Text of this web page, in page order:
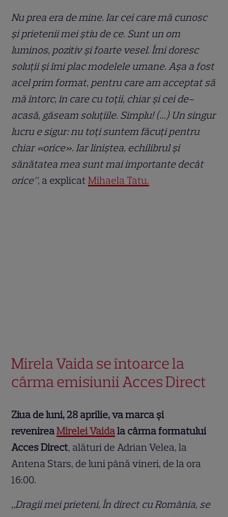
Nu prea era de mine. Iar cei care mă cunosc
și prietenii mei știu de ce. Sunt un om
luminos, pozitiv și foarte vesel. Îmi doresc
soluții și îmi plac modelele umane. Așa a fost
acel prim format, pentru care am acceptat să
mă întorc, în care cu toții, chiar și cei de-
acasă, găseam soluțiile. Simplu! (…) Un singur
lucru e sigur: nu toți suntem făcuți pentru
chiar «orice». Iar liniștea, echilibrul și
sănătatea mea sunt mai importante decât
orice”, a explicatMihaela Tatu.
Mirela Vaida se întoarce la
cârma emisiunii Acces Direct
Ziua de luni, 28 aprilie, va marca și
revenireaMirelei Vaidala cârma formatului
Acces Direct, alături de Adrian Velea, la
Antena Stars, de luni până vineri, de la ora
16:00.
„Dragii mei prieteni, În direct cu România, se